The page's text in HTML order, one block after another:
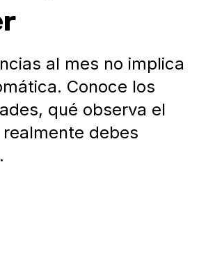
al mes no implica
Conoce los
qué observa el
debes